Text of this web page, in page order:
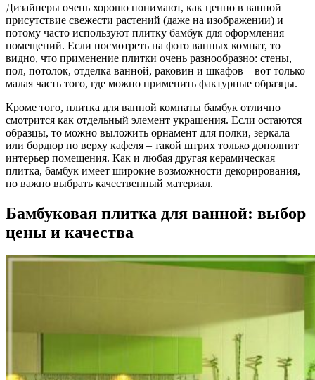
Дизайнеры очень хорошо понимают, как ценно в ванной
присутствие свежести растений (даже на изображении) и
потому часто используют плитку бамбук для оформления
помещений. Если посмотреть на фото ванных комнат, то
видно, что применение плитки очень разнообразно: стены,
пол, потолок, отделка ванной, раковин и шкафов – вот только
малая часть того, где можно применить фактурные образцы.
Кроме того, плитка для ванной комнаты бамбук отлично
смотрится как отдельный элемент украшения. Если остаются
образцы, то можно выложить орнамент для полки, зеркала
или бордюр по верху кафеля – такой штрих только дополнит
интерьер помещения. Как и любая другая керамическая
плитка, бамбук имеет широкие возможности декорирования,
но важно выбрать качественный материал.
Бамбуковая плитка для ванной: выбор
цены и качества